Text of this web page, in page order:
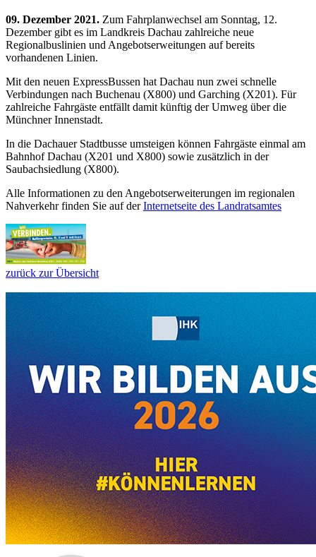
09. Dezember 2021. Zum Fahrplanwechsel am Sonntag, 12.
Dezember gibt es im Landkreis Dachau zahlreiche neue
Regionalbuslinien und Angebotserweitungen auf bereits
vorhandenen Linien.
Mit den neuen ExpressBussen hat Dachau nun zwei schnelle
Verbindungen nach Buchenau (X800) und Garching (X201). Für
zahlreiche Fahrgäste entfällt damit künftig der Umweg über die
Münchner Innenstadt.
In die Dachauer Stadtbusse umsteigen können Fahrgäste einmal am
Bahnhof Dachau (X201 und X800) sowie zusätzlich in der
Saubachsiedlung (X800).
Alle Informationen zu den Angebotserweiterungen im regionalen
Nahverkehr finden Sie auf derInternetseite des Landratsamtes
zurück zur Übersicht